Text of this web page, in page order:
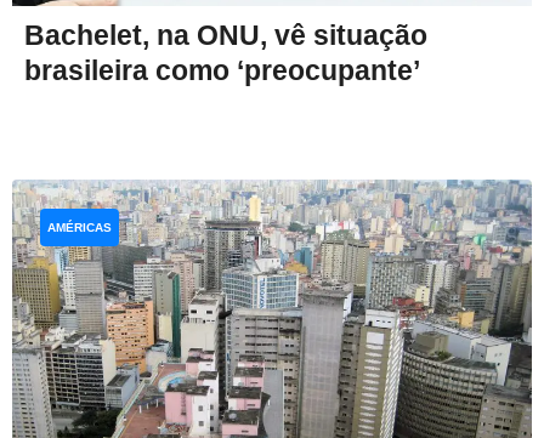
Bachelet, na ONU, vê situação
brasileira como ‘preocupante’
AMÉRICAS